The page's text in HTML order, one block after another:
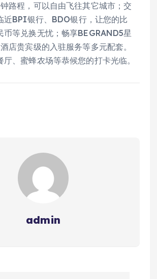
路程，可以自由飞往其它城市；交
近BPI银行、BDO银行，让您的比
币等兑换无忧；畅享BEGRAND5星
店贵宾级的入驻服务等多元配套。
、蜜蜂农场等恭候您的打卡光临。
admin